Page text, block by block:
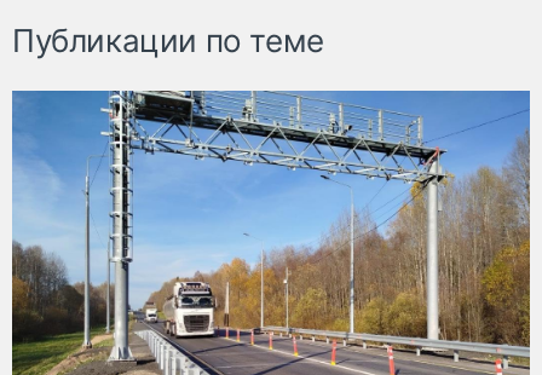
Публикации по теме